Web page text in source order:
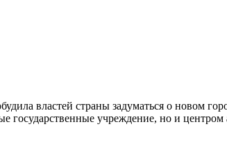
властей страны задуматься о новом
государственные учреждение, но и